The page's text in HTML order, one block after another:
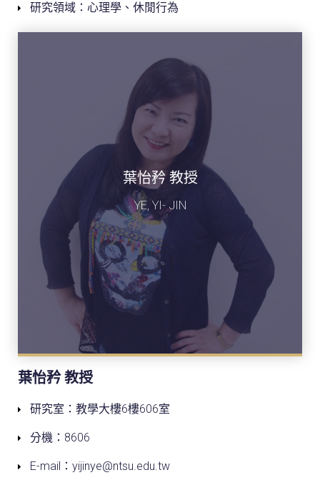
研究領域：心理學、休閒行為
葉怡矜 教授
YE, YI- JIN
葉怡矜 教授
研究室：教學大樓6樓606室
分機：8606
E-mail：yijinye@ntsu.edu.tw